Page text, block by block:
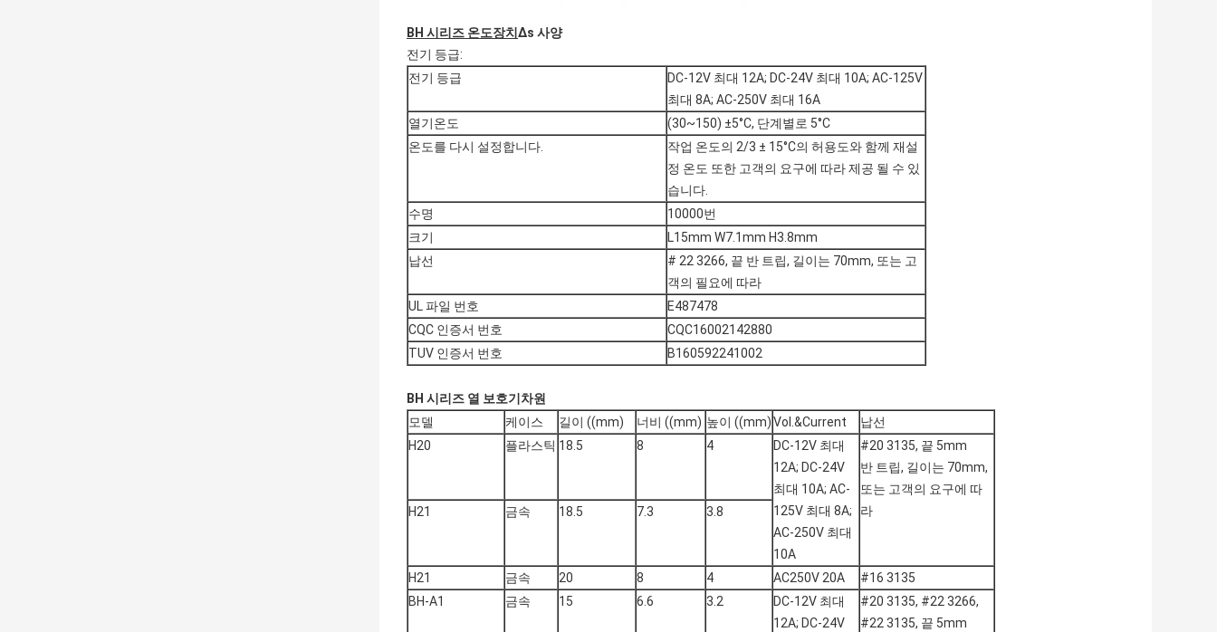
BH 시리즈 온도장치 ∆s 사양
전기 등급:
전기 등급
DC-12V 최대 12A; DC-24V 최대 10A; AC-125V
최대 8A; AC-250V 최대 16A
열기온도
(30~150) ±5°C, 단계별로 5°C
온도를 다시 설정합니다.
작업 온도의 2/3 ± 15°C의 허용도와 함께 재설
정 온도 또한 고객의 요구에 따라 제공 될 수 있
습니다.
수명
10000번
크기
L15mm W7.1mm H3.8mm
납선
# 22 3266, 끝 반 트립, 길이는 70mm, 또는 고
객의 필요에 따라
UL 파일 번호
E487478
CQC 인증서 번호
CQC16002142880
TUV 인증서 번호
B160592241002
BH 시리즈 열 보호기 차원
모델
케이스 길이 ((mm) 너비 ((mm) 높이 ((mm)Vol.&Current
납선
H20
플라스틱 18.5 8 4
DC-12V 최대
12A; DC-24V
최대 10A; AC-
125V 최대 8A;
AC-250V 최대
10A
#20 3135, 끝 5mm
반 트립, 길이는 70mm,
또는 고객의 요구에 따
라
H21 금속 18.5 7.3 3.8
H21 금속 20 8 4 AC250V 20A
#16 3135
BH-A1
금속 15 6.6 3.2
DC-12V 최대
12A; DC-24V
#20 3135, #22 3266,
#22 3135, 끝 5mm